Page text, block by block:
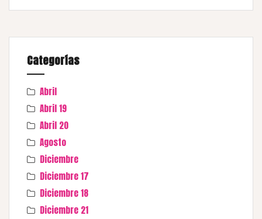
Categorías
Abril
Abril 19
Abril 20
Agosto
Diciembre
Diciembre 17
Diciembre 18
Diciembre 21